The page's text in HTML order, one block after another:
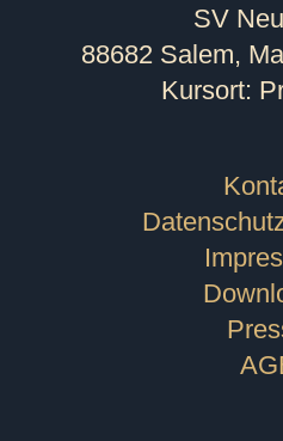
SV
88682 Salem,
Kursort: